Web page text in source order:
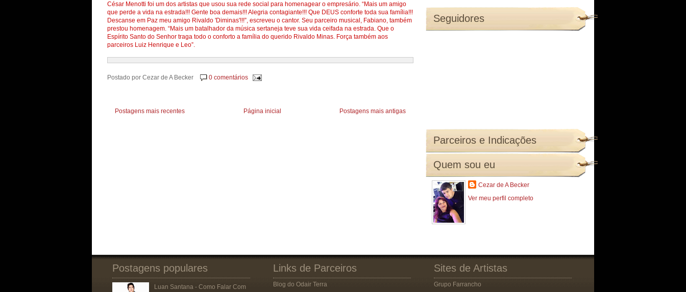
César Menotti foi um dos artistas que usou sua rede social para homenagear o empresário. “Mais um amigo
que perde a vida na estrada!!! Gente boa demais!!! Alegria contagiante!!! Que DEUS conforte toda sua família!!!
Descanse em Paz meu amigo Rivaldo 'Diminas'!!!”, escreveu o cantor. Seu parceiro musical, Fabiano, também
prestou homenagem. “Mais um batalhador da música sertaneja teve sua vida ceifada na estrada. Que o
Espírito Santo do Senhor traga todo o conforto a família do querido Rivaldo Minas. Força também aos
parceiros Luiz Henrique e Leo”.
Postado por Cezar de A Becker 0 comentários
Postagens mais recentes Postagens mais antigas
Página inicial
Seguidores
Parceiros e Indicações
Quem sou eu
Cezar de A Becker
Ver meu perfil completo
Postagens populares
Luan Santana - Como Falar Com
Links de Parceiros
Blog do Odair Terra
Sites de Artistas
Grupo Farrancho